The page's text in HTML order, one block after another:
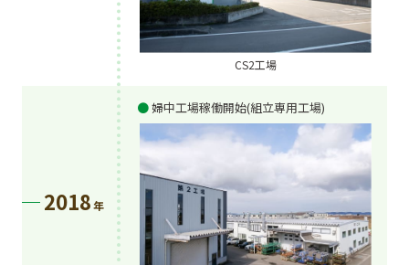
CS2工場
2018年
婦中工場稼働開始(組立専用工場)